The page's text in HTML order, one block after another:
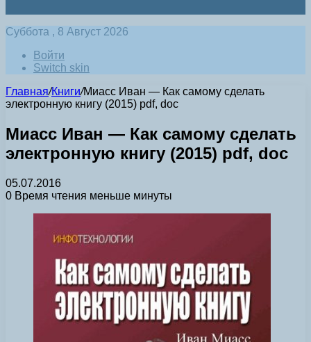
Суббота , 8 Август 2026
Войти
Switch skin
Главная/Книги/Миасс Иван — Как самому сделать
электронную книгу (2015) pdf, doc
Миасс Иван — Как самому сделать
электронную книгу (2015) pdf, doc
05.07.2016
0 Время чтения меньше минуты